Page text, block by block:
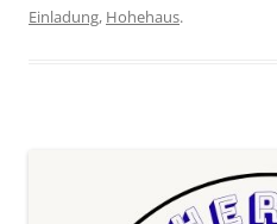
Einladung, Hohehaus.